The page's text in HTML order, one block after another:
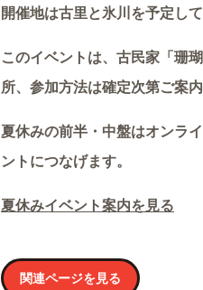
開催地は古里と氷川を予定し
このイベントは、古民家「珊
所、参加方法は確定次第ご案内
夏休みの前半・中盤はオンラ
ントにつなげます。
夏休みイベント案内を見る
関連ページを見る